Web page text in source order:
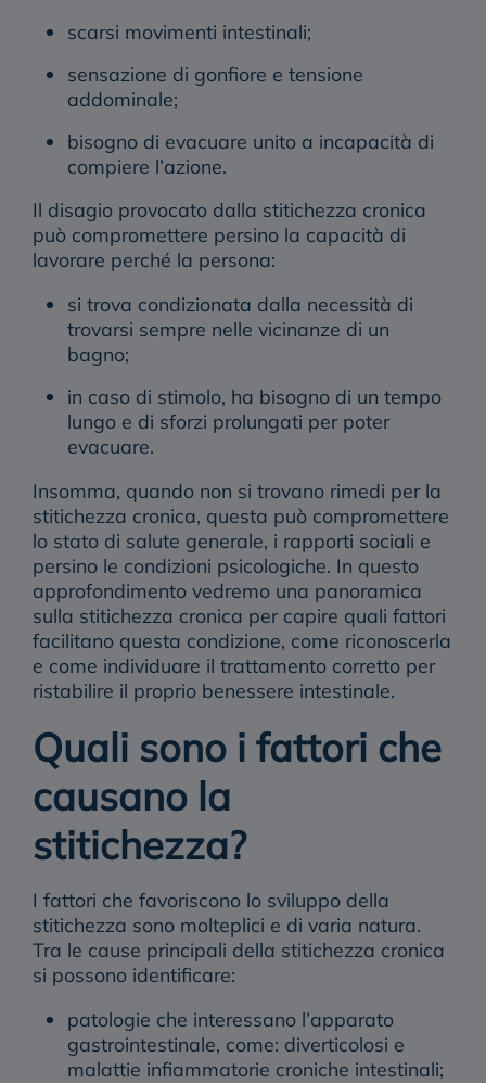
scarsi movimenti intestinali;
sensazione di gonfiore e tensione
addominale;
bisogno di evacuare unito a incapacità di
compiere l’azione.
Il disagio provocato dalla stitichezza cronica
può compromettere persino la capacità di
lavorare perché la persona:
si trova condizionata dalla necessità di
trovarsi sempre nelle vicinanze di un
bagno;
in caso di stimolo, ha bisogno di un tempo
lungo e di sforzi prolungati per poter
evacuare.
Insomma, quando non si trovano rimedi per la
stitichezza cronica, questa può compromettere
lo stato di salute generale, i rapporti sociali e
persino le condizioni psicologiche. In questo
approfondimento vedremo una panoramica
sulla stitichezza cronica per capire quali fattori
facilitano questa condizione, come riconoscerla
e come individuare il trattamento corretto per
ristabilire il proprio benessere intestinale.
Quali sono i fattori che
causano la
stitichezza?
I fattori che favoriscono lo sviluppo della
stitichezza sono molteplici e di varia natura.
Tra le cause principali della stitichezza cronica
si possono identificare:
patologie che interessano l’apparato
gastrointestinale, come: diverticolosi e
malattie infiammatorie croniche intestinali;